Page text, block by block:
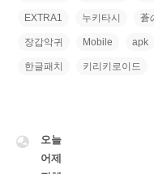
EXTRA1 누키타시 蒼
장갑악귀 Mobile apk
한글패치 키리키로이드
VISITOR
오늘
어제